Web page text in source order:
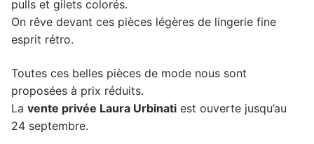
pulls et gilets colorés.
On rêve devant ces pièces légères de lingerie fine
esprit rétro.
Toutes ces belles pièces de mode nous sont
proposées à prix réduits.
La vente privée Laura Urbinati est ouverte jusqu’au
24 septembre.